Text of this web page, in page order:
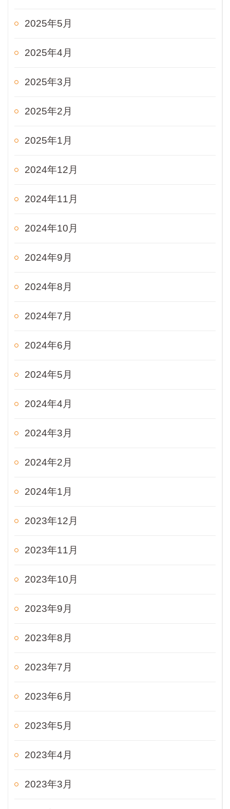
2025年5月
2025年4月
2025年3月
2025年2月
2025年1月
2024年12月
2024年11月
2024年10月
2024年9月
2024年8月
2024年7月
2024年6月
2024年5月
2024年4月
2024年3月
2024年2月
2024年1月
2023年12月
2023年11月
2023年10月
2023年9月
2023年8月
2023年7月
2023年6月
2023年5月
2023年4月
2023年3月